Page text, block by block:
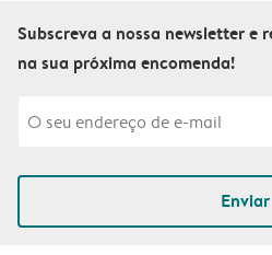
Subscreva a nossa newsletter e
na sua próxima encomenda!
Enviar